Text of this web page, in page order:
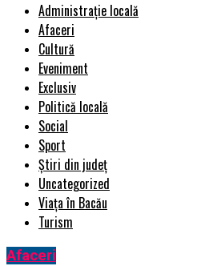
Administrație locală
Afaceri
Cultură
Eveniment
Exclusiv
Politică locală
Social
Sport
Știri din județ
Uncategorized
Viața în Bacău
Turism
Afaceri